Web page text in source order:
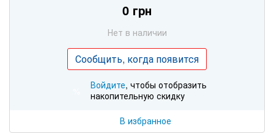
0 грн
Нет в наличии
Сообщить, когда появится
Войдите, чтобы отобразить
накопительную скидку
В избранное